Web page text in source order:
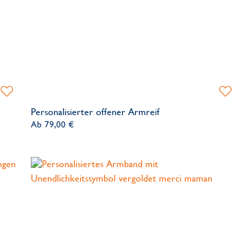
Zur
hinzufügenPersonalisierter offener Armreif
Ab 79,00 €
Zur